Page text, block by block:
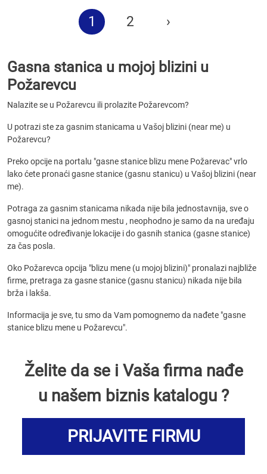
1 2 ›
Gasna stanica u mojoj blizini u
Požarevcu
Nalazite se u Požarevcu ili prolazite Požarevcom?
U potrazi ste za gasnim stanicama u Vašoj blizini (near me) u
Požarevcu?
Preko opcije na portalu "gasne stanice blizu mene Požarevac" vrlo
lako ćete pronaći gasne stanice (gasnu stanicu) u Vašoj blizini (near
me).
Potraga za gasnim stanicama nikada nije bila jednostavnija, sve o
gasnoj stanici na jednom mestu , neophodno je samo da na uređaju
omogućite određivanje lokacije i do gasnih stanica (gasne stanice)
za čas posla.
Oko Požarevca opcija "blizu mene (u mojoj blizini)" pronalazi najbliže
firme, pretraga za gasne stanice (gasnu stanicu) nikada nije bila
brža i lakša.
Informacija je sve, tu smo da Vam pomognemo da nađete "gasne
stanice blizu mene u Požarevcu".
Želite da se i Vaša firma nađe
u našem biznis katalogu ?
PRIJAVITE FIRMU